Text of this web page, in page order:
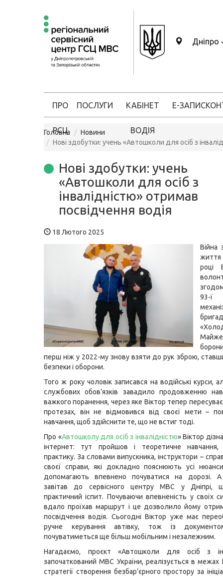
Дніпро
ПРО
РСЦ
ПОСЛУГИ КАБІНЕТ
ВОДІЯ
Е-ЗАПИС
Головна
Новини
Нові здобутки: учень «Автошколи для осіб з
Нові здобутки: учень
«Автошколи для осіб з
інвалідністю» отримав
посвідчення водія
18 Лютого 2025
Війна
життя
році
93-ї
Майже
перш ніж у 2022-му знову взяти до рук зброю,
безпеки і оборони.
Того ж року чоловік записався на водійські курси,
службових обов’язків завадило продовженню
важкого поранення, через яке Віктор тепер
протезах, він не відмовився від своєї мети –
навчання, щоб здійснити те, що не встиг тоді.
Про «Автошколу для осіб з інвалідністю» Віктор
інтернет: тут пройшов і теоретичне навчання,
практику. За словами випускника, інструктори –
своєї справи, які докладно пояснюють усі
допомагають впевнено почуватися на дорозі.
завітав до сервісного центру МВС у Дніпрі,
практичний іспит. Почуваючи впевненість у своїх
вдало проїхав маршрут і це дозволило йому
посвідчення водія. Сьогодні Віктор уже має
ручне керування автівку, тож із
почуватиметься ще більш мобільним і незалежним.
Нагадаємо, проєкт «Автошколи для осіб з
започаткований МВС України, реалізується в межах
стратегії створення безбар’єрного простору за